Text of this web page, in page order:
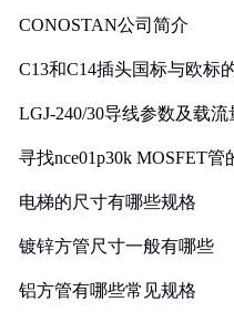
CONOSTAN公司简介
C13和C14插头国标与欧标
LGJ-240/30导线参数及载流
寻找nce01p30k MOSFET
电梯的尺寸有哪些规格
镀锌方管尺寸一般有哪些
铝方管有哪些常见规格